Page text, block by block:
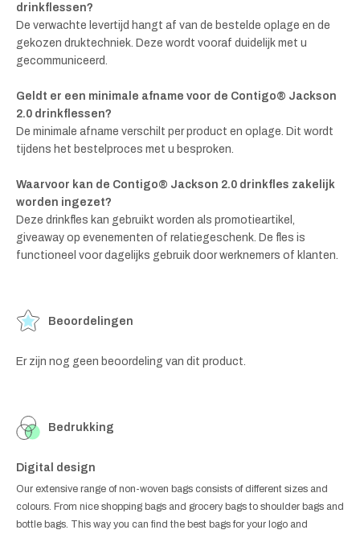
drinkflessen?
De verwachte levertijd hangt af van de bestelde oplage en de
gekozen druktechniek. Deze wordt vooraf duidelijk met u
gecommuniceerd.
Geldt er een minimale afname voor de Contigo® Jackson
2.0 drinkflessen?
De minimale afname verschilt per product en oplage. Dit wordt
tijdens het bestelproces met u besproken.
Waarvoor kan de Contigo® Jackson 2.0 drinkfles zakelijk
worden ingezet?
Deze drinkfles kan gebruikt worden als promotieartikel,
giveaway op evenementen of relatiegeschenk. De fles is
functioneel voor dagelijks gebruik door werknemers of klanten.
Beoordelingen
Er zijn nog geen beoordeling van dit product.
Bedrukking
Digital design
Our extensive range of non-woven bags consists of different sizes and
colours. From nice shopping bags and grocery bags to shoulder bags and
bottle bags. This way you can find the best bags for your logo and